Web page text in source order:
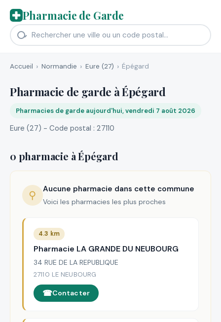
Pharmacie de Garde
Accueil Normandie Eure (27) Épégard
Pharmacie de garde à Épégard
Pharmacies de garde aujourd'hui, vendredi 7 août 2026
Eure (27) - Code postal : 27110
0 pharmacie à Épégard
⚲ Aucune pharmacie dans cette commune
Voici les pharmacies les plus proches
4.3 km
Pharmacie LA GRANDE DU NEUBOURG
34 RUE DE LA REPUBLIQUE
27110 LE NEUBOURG
Contacter